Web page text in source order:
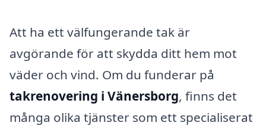
Att ha ett välfungerande tak är
avgörande för att skydda ditt hem mot
väder och vind. Om du funderar på
takrenovering i Vänersborg, finns det
många olika tjänster som ett specialiserat